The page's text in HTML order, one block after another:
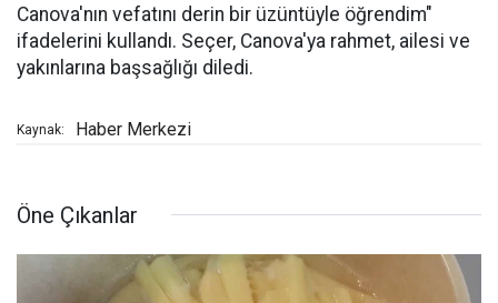
Canova'nın vefatını derin bir üzüntüyle öğrendim"
ifadelerini kullandı. Seçer, Canova'ya rahmet, ailesi ve
yakınlarına başsağlığı diledi.
Kaynak: Haber Merkezi
Öne Çıkanlar